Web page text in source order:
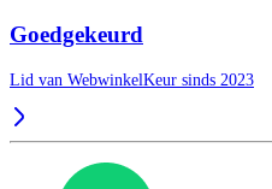
Goedgekeurd
Lid van WebwinkelKeur sinds 2023